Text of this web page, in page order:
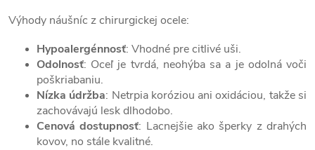
Výhody náušníc z chirurgickej ocele:
Hypoalergénnosť: Vhodné pre citlivé uši.
Odolnosť: Oceľ je tvrdá, neohýba sa a je odolná voči
poškriabaniu.
Nízka údržba: Netrpia koróziou ani oxidáciou, takže si
zachovávajú lesk dlhodobo.
Cenová dostupnosť: Lacnejšie ako šperky z drahých
kovov, no stále kvalitné.